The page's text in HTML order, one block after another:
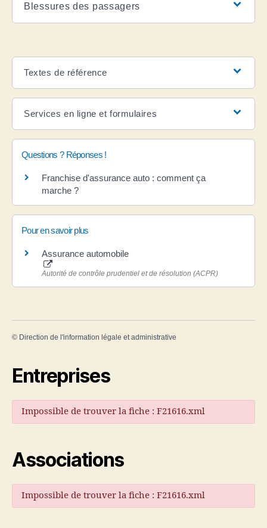
Blessures des passagers
Textes de référence
Services en ligne et formulaires
Questions ? Réponses !
Franchise d'assurance auto : comment ça
marche ?
Pour en savoir plus
Assurance automobile
Autorité de contrôle prudentiel et de résolution (ACPR)
© Direction de l'information légale et administrative
Entreprises
Impossible de trouver la fiche : F21616.xml
Associations
Impossible de trouver la fiche : F21616.xml